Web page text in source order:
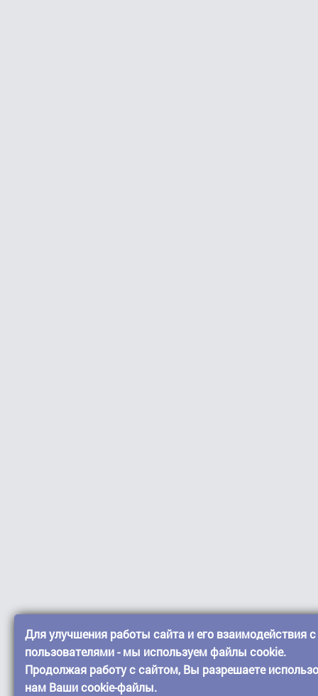
Для улучшения работы сайта и его взаимодействия с
пользователями - мы используем файлы cookie.
Продолжая работу с сайтом, Вы разрешаете
нам Ваши cookie-файлы.